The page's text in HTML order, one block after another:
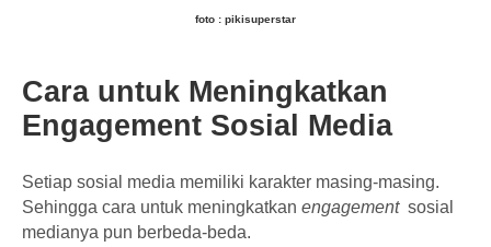
foto : pikisuperstar
Cara untuk Meningkatkan
Engagement Sosial Media
Setiap sosial media memiliki karakter masing-masing.
Sehingga cara untuk meningkatkan engagementsosial
medianya pun berbeda-beda.